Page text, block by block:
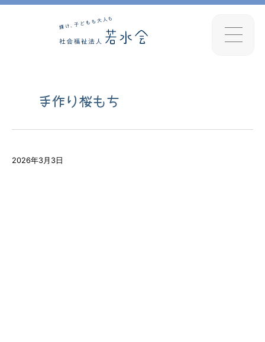
手作り桜もち
2026年3月3日